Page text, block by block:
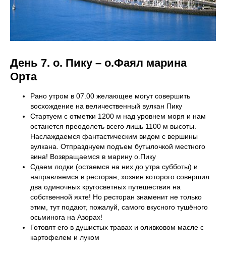
День 7. о. Пику – о.Фаял марина
Орта
Рано утром в 07.00 желающее могут совершить
восхождение на величественный вулкан Пику
Стартуем с отметки 1200 м над уровнем моря и нам
останется преодолеть всего лишь 1100 м высоты.
Наслаждаемся фантастическим видом с вершины
вулкана. Отпразднуем подъем бутылочкой местного
вина! Возвращаемся в марину о.Пику
Сдаем лодки (остаемся на них до утра субботы) и
направляемся в ресторан, хозяин которого совершил
два одиночных кругосветных путешествия на
собственной яхте! Но ресторан знаменит не только
этим, тут подают, пожалуй, самого вкусного тушёного
осьминога на Азорах!
Готовят его в душистых травах и оливковом масле с
картофелем и луком